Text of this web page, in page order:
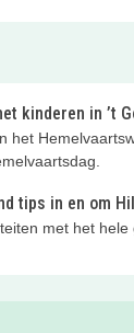
kinderen in ’t
het
tips in en om
met het